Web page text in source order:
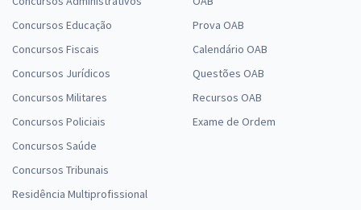
Concursos Educação
Concursos Fiscais
Concursos Jurídicos
Concursos Militares
Concursos Policiais
Concursos Saúde
Concursos Tribunais
Residência Multiprofissional
Prova OAB
Calendário OAB
Questões OAB
Recursos OAB
Exame de Ordem